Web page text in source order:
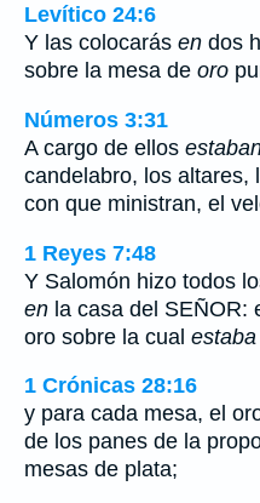
Levítico 24:6
Y las colocarás en dos
sobre la mesa de oro
Números 3:31
A cargo de ellos
candelabro, los altares,
con que ministran, el
1 Reyes 7:48
Y Salomón hizo todos
en la casa del SEÑOR:
oro sobre la cual estaba
1 Crónicas 28:16
y para cada mesa, el
de los panes de la
mesas de plata;